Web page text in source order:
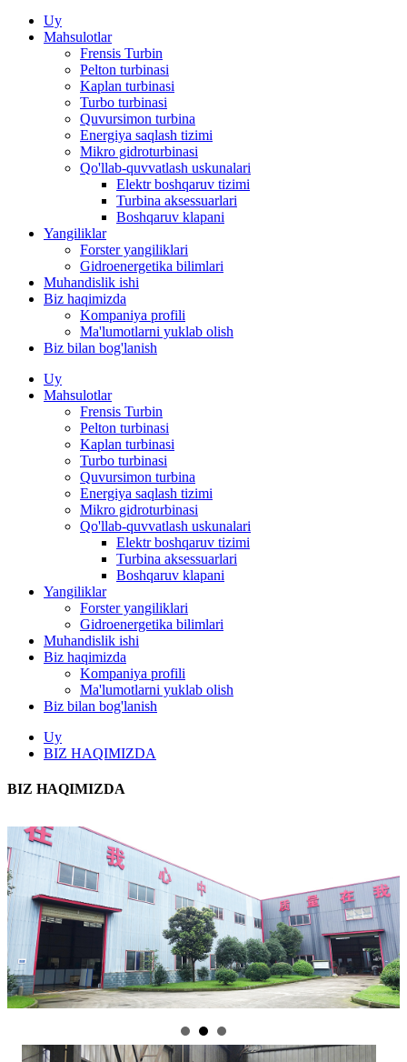
Uy
Mahsulotlar
Frensis Turbin
Pelton turbinasi
Kaplan turbinasi
Turbo turbinasi
Quvursimon turbina
Energiya saqlash tizimi
Mikro gidroturbinasi
Qo'llab-quvvatlash uskunalari
Elektr boshqaruv tizimi
Turbina aksessuarlari
Boshqaruv klapani
Yangiliklar
Forster yangiliklari
Gidroenergetika bilimlari
Muhandislik ishi
Biz haqimizda
Kompaniya profili
Ma'lumotlarni yuklab olish
Biz bilan bog'lanish
Uy
Mahsulotlar
Frensis Turbin
Pelton turbinasi
Kaplan turbinasi
Turbo turbinasi
Quvursimon turbina
Energiya saqlash tizimi
Mikro gidroturbinasi
Qo'llab-quvvatlash uskunalari
Elektr boshqaruv tizimi
Turbina aksessuarlari
Boshqaruv klapani
Yangiliklar
Forster yangiliklari
Gidroenergetika bilimlari
Muhandislik ishi
Biz haqimizda
Kompaniya profili
Ma'lumotlarni yuklab olish
Biz bilan bog'lanish
Uy
BIZ HAQIMIZDA
BIZ HAQIMIZDA